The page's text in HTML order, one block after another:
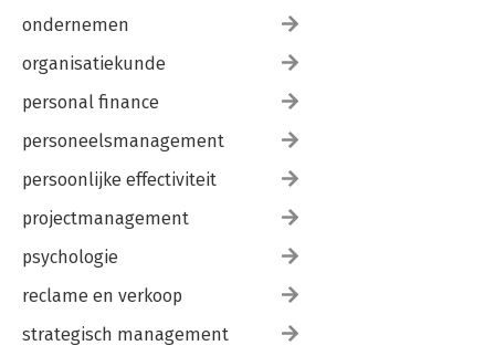
ondernemen
organisatiekunde
personal finance
personeelsmanagement
persoonlijke effectiviteit
projectmanagement
psychologie
reclame en verkoop
strategisch management